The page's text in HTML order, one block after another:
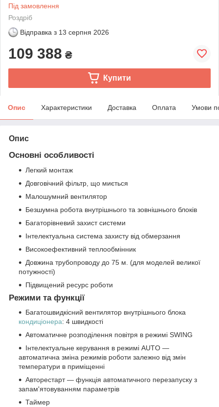
Під замовлення
Роздріб
Відправка з 13 серпня 2026
109 388 ₴
Купити
Опис Характеристики Доставка Оплата Умови
Опис
Основні особливості
Легкий монтаж
Довговічний фільтр, що миється
Малошумний вентилятор
Безшумна робота внутрішнього та зовнішнього блоків
Багаторівневий захист системи
Інтелектуальна система захисту від обмерзання
Високоефективний теплообмінник
Довжина трубопроводу до 75 м. (для моделей великої
потужності)
Підвищений ресурс роботи
Режими та функції
Багатошвидкісний вентилятор внутрішнього блока
кондиціонера: 4 швидкості
Автоматичне розподілення повітря в режимі SWING
Інтелектуальне керування в режимі AUTO —
автоматична зміна режимів роботи залежно від змін
температури в приміщенні
Авторестарт — функція автоматичного перезапуску з
запам'ятовуванням параметрів
Таймер